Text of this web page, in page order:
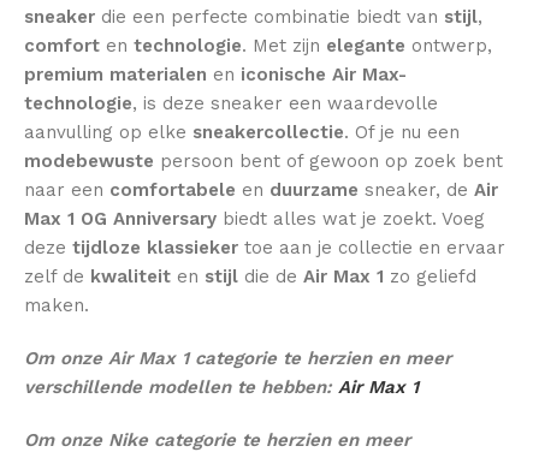
sneaker die een perfecte combinatie biedt van stijl,
comfort en technologie. Met zijn elegante ontwerp,
premium materialen en iconische Air Max-
technologie, is deze sneaker een waardevolle
aanvulling op elke sneakercollectie. Of je nu een
modebewuste persoon bent of gewoon op zoek bent
naar een comfortabele en duurzame sneaker, de Air
Max 1 OG Anniversary biedt alles wat je zoekt. Voeg
deze tijdloze klassieker toe aan je collectie en ervaar
zelf de kwaliteit en stijl die de Air Max 1 zo geliefd
maken.
Om onze Air Max 1 categorie te herzien en meer
verschillende modellen te hebben: Air Max 1
Om onze Nike categorie te herzien en meer